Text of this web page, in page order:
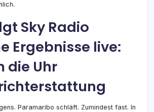
Sky Radio
Ergebnisse live:
die Uhr
Paramaribo schläft. Zumindest fast. In